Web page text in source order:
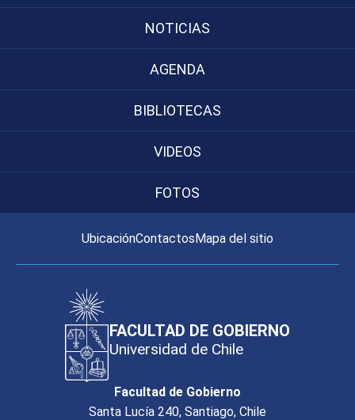
NOTICIAS
AGENDA
BIBLIOTECAS
VIDEOS
FOTOS
UbicaciónContactosMapa del sitio
FACULTAD DE GOBIERNO
Universidad de Chile
Facultad de Gobierno
Santa Lucía 240, Santiago, Chile